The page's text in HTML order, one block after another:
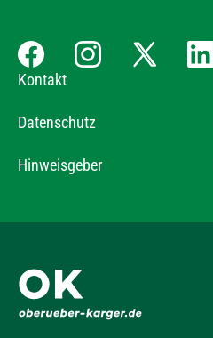
Kontakt
Datenschutz
Hinweisgeber